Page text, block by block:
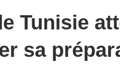
Tunisie
sa